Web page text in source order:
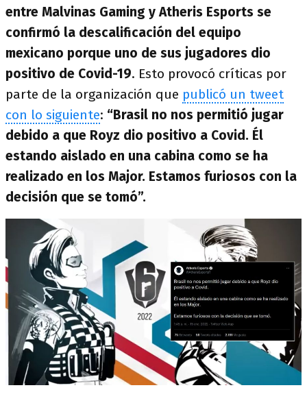
entre Malvinas Gaming y Atheris Esports se
confirmó la descalificación del equipo
mexicano porque uno de sus jugadores dio
positivo de Covid-19. Esto provocó críticas por
parte de la organización que publicó un tweet
con lo siguiente: “Brasil no nos permitió jugar
debido a que Royz dio positivo a Covid. Él
estando aislado en una cabina como se ha
realizado en los Major. Estamos furiosos con la
decisión que se tomó”.